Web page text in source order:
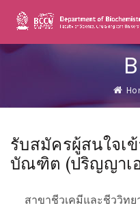
รับสมัครผู้สนใจเ
บัณฑิต (ปริญญาเ
สาขาชีวเคมีและชีววิทย